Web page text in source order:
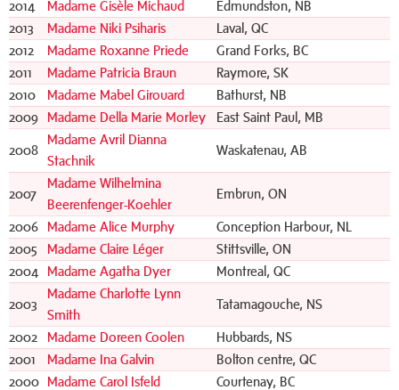
2014
Madame Gisèle Michaud
Edmundston, NB
2013
Madame Niki Psiharis
Laval, QC
2012
Madame Roxanne Priede
Grand Forks, BC
2011
Madame Patricia Braun
Raymore, SK
2010
Madame Mabel Girouard
Bathurst, NB
2009
Madame Della Marie Morley East Saint Paul, MB
2008
Madame Avril Dianna
Stachnik
Waskatenau, AB
2007
Madame Wilhelmina
Beerenfenger-Koehler
Embrun, ON
2006 Madame Alice Murphy
Conception Harbour, NL
2005
Madame Claire Léger
Stittsville, ON
2004
Madame Agatha Dyer Montreal, QC
2003
Madame Charlotte Lynn
Smith
Tatamagouche, NS
2002 Madame Doreen Coolen
Hubbards, NS
2001
Madame Ina Galvin
Bolton centre, QC
2000 Madame Carol Isfeld
Courtenay, BC